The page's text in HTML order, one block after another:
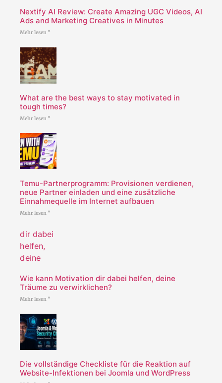
Nextify AI Review: Create Amazing UGC Videos, AI
Ads and Marketing Creatives in Minutes
Mehr lesen "
What are the best ways to stay motivated in
tough times?
Mehr lesen "
Temu-Partnerprogramm: Provisionen verdienen,
neue Partner einladen und eine zusätzliche
Einnahmequelle im Internet aufbauen
Mehr lesen "
Wie kann Motivation dir dabei helfen, deine
Träume zu verwirklichen?
Mehr lesen "
Die vollständige Checkliste für die Reaktion auf
Website-Infektionen bei Joomla und WordPress